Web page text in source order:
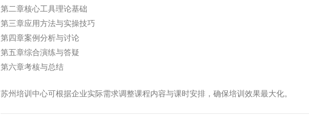
第二章核心工具理论基础
第三章应用方法与实操技巧
第四章案例分析与讨论
第五章综合演练与答疑
第六章考核与总结
苏州培训中心可根据企业实际需求调整课程内容与课时安排，确保培训效果最大化。